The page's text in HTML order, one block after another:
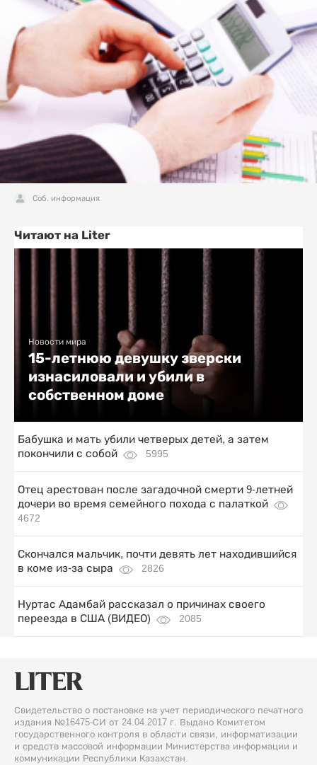
Соб. информация
Читают на Liter
Новости мира
15-летнюю девушку зверски
изнасиловали и убили в
собственном доме
Бабушка и мать убили четверых детей, а затем
покончили с собой
5995
Отец арестован после загадочной смерти 9-летней
дочери во время семейного похода с палаткой
4672
Скончался мальчик, почти девять лет находившийся
в коме из-за сыра
2826
Нуртас Адамбай рассказал о причинах своего
переезда в США (ВИДЕО)
2085
Свидетельство о постановке на учет периодического печатного
издания №16475-СИ от 24.04.2017 г. Выдано Комитетом
государственного контроля в области связи, информатизации
и средств массовой информации Министерства информации и
коммуникации Республики Казахстан.